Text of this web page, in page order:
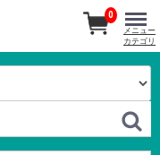
0
メニュー
カテゴリ